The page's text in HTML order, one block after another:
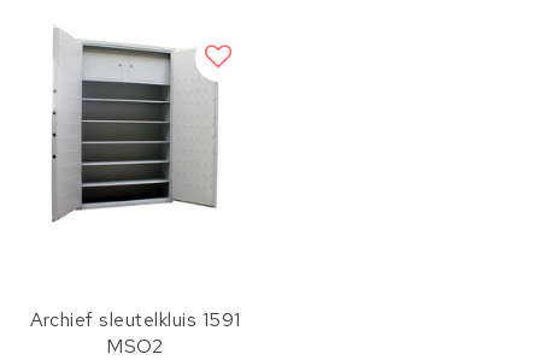
Archief sleutelkluis 1591
MSO2